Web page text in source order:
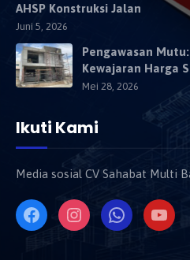
AHSP Konstruksi Jalan
Juni 5, 2026
Pengawasan
Kewajaran Harga
Kontraktor
Mei 28, 2026
Ikuti Kami
Media sosial CV Sahabat Multi